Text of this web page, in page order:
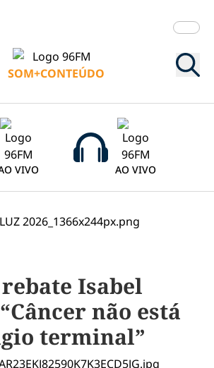
SOM+CONTEÚDO
VIVO AO VIVO
Isabel
não está
terminal”